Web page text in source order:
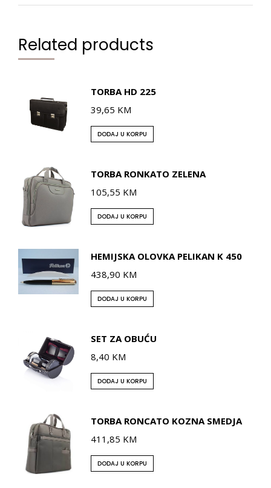
Related products
TORBA HD 225
39,65 KM
DODAJ U KORPU
TORBA RONKATO ZELENA
105,55 KM
DODAJ U KORPU
HEMIJSKA OLOVKA PELIKAN K 450
438,90 KM
DODAJ U KORPU
SET ZA OBUĆU
8,40 KM
DODAJ U KORPU
TORBA RONCATO KOZNA SMEDJA
411,85 KM
DODAJ U KORPU